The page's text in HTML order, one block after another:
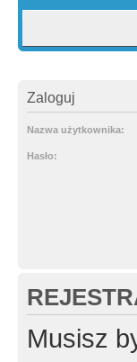
Zaloguj
Nazwa użytkownika:
Hasło:
Musisz